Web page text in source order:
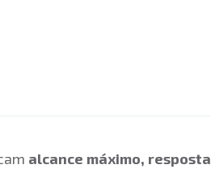
alcance máximo, resposta